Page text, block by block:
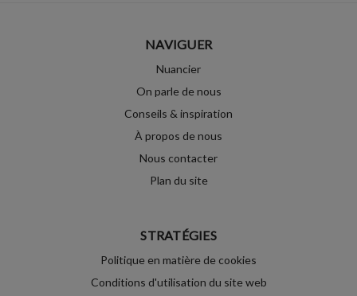
NAVIGUER
Nuancier
On parle de nous
Conseils & inspiration
À propos de nous
Nous contacter
Plan du site
STRATÉGIES
Politique en matière de cookies
Conditions d'utilisation du site web